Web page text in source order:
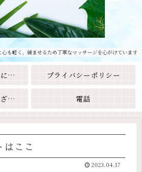
も軽く、緩ませるため丁寧なマッサージを心がけています
お友達になった御礼に素敵なクーポンをプレゼント🎁 プライバシーポリシー
ご予約ありがとうございます 電話
ここ
2023.04.17